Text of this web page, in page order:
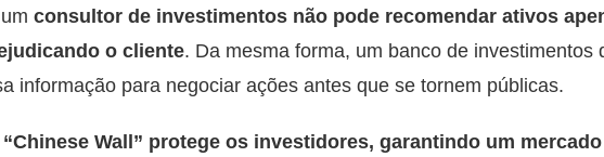
consultor de investimentos não pode recomendar ativos
o cliente. Da mesma forma, um banco de
informação para negociar ações antes que se tornem públicas.
“Chinese Wall” protege os investidores, garantindo um